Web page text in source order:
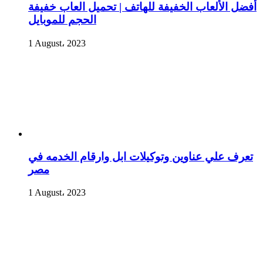
أفضل الألعاب الخفيفة للهاتف | تحميل العاب خفيفة
الحجم للموبايل
1 August، 2023
تعرف علي عناوين وتوكيلات ابل وارقام الخدمه في
مصر
1 August، 2023